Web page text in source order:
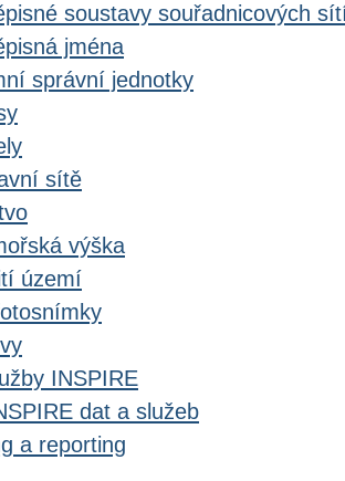
soustavy souřadnicových
jména
správní jednotky
sítě
výška
území
INSPIRE
dat a služeb
a reporting